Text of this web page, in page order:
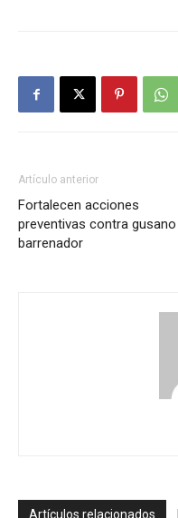
Artículo anterior
Fortalecen acciones
preventivas contra gusano
barrenador
Artículos relacionados